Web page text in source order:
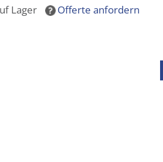
Lager Offerte anfordern